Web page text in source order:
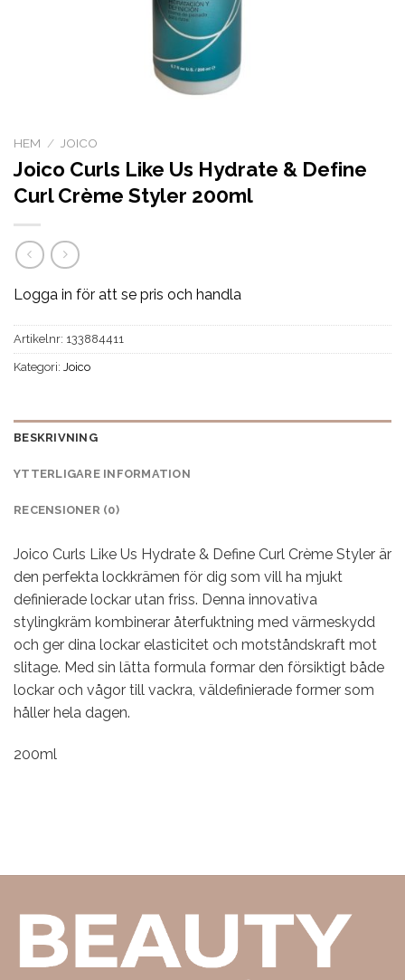
HEM / JOICO
Joico Curls Like Us Hydrate & Define
Curl Crème Styler 200ml
Logga in för att se pris och handla
Artikelnr: 133884411
Kategori: Joico
BESKRIVNING
YTTERLIGARE INFORMATION
RECENSIONER (0)
Joico Curls Like Us Hydrate & Define Curl Crème Styler är
den perfekta lockkrämen för dig som vill ha mjukt
definierade lockar utan friss. Denna innovativa
stylingkräm kombinerar återfuktning med värmeskydd
och ger dina lockar elasticitet och motståndskraft mot
slitage. Med sin lätta formula formar den försiktigt både
lockar och vågor till vackra, väldefinierade former som
håller hela dagen.
200ml